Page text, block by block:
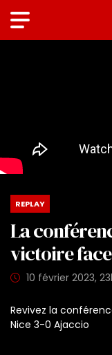
REPLAY
La
victoire
10 février 2023,
Revivez la
Nice 3-0 Ajaccio